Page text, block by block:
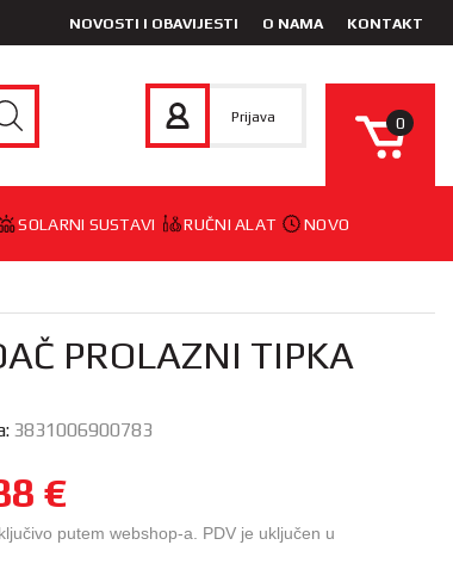
NOVOSTI I OBAVIJESTI O NAMA KONTAKT
Prijava 0
SOLARNI SUSTAVI RUČNI ALAT NOVO
PROLAZNI TIPKA
3831006900783
€
putem webshop-a. PDV je uključen u